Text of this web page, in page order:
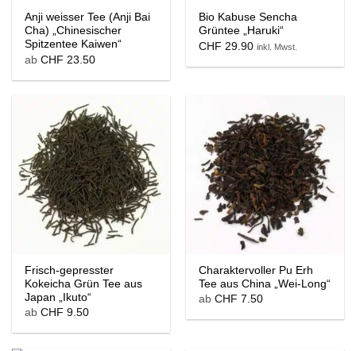
Anji weisser Tee (Anji Bai
Cha) „Chinesischer
Spitzentee Kaiwen“
abCHF 23.50
Bio Kabuse Sencha
Grüntee „Haruki“
CHF 29.90 inkl. Mwst.
Frisch-gepresster
Kokeicha Grün Tee aus
Japan „Ikuto“
abCHF 9.50
Charaktervoller Pu Erh
Tee aus China „Wei-Long“
abCHF 7.50